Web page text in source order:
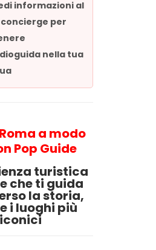
informazioni al
per
nella tua
a modo
Pop Guide
turistica
che ti guida
la storia,
i luoghi più
iconici